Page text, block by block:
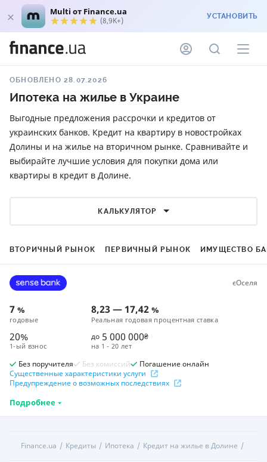
Multi от Finance.ua
(8,9K+) УСТАНОВИТЬ
ОБНОВЛЕНО 28.07.2026
Ипотека на жилье в Украине
Выгодные предложения рассрочки и кредитов от
украинских банков. Кредит на квартиру в новостройках
Долины и на жилье на вторичном рынке. Сравнивайте и
выбирайте лучшие условия для покупки дома или
квартиры в кредит в Долине.
КАЛЬКУЛЯТОР
ВТОРИЧНЫЙ РЫНОК ПЕРВИЧНЫЙ РЫНОК ИМУЩЕСТВО
єОселя
7 %
годовые
8,23— 17,42%
Реальная годовая процентная ставка
20%
1-ый взнос
до 5 000 000₴
на 1 - 20 лет
Без поручителя Без комиссий
Погашение онлайн
Существенные характеристики услуги
Предупреждение о возможных последствиях
Подробнее
Finance.ua Кредиты Ипотека Кредит на жилье в Долине